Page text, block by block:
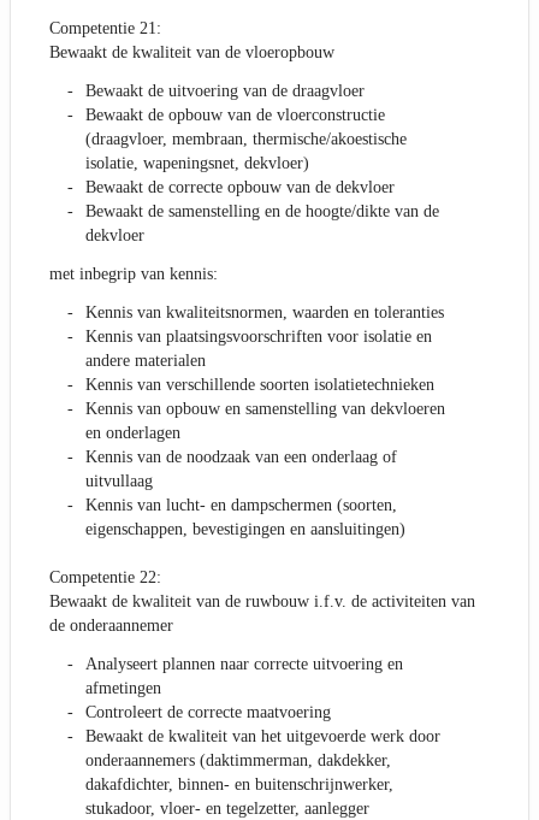
Competentie 21:
Bewaakt de kwaliteit van de vloeropbouw
Bewaakt de uitvoering van de draagvloer
Bewaakt de opbouw van de vloerconstructie
(draagvloer, membraan, thermische/akoestische
isolatie, wapeningsnet, dekvloer)
Bewaakt de correcte opbouw van de dekvloer
Bewaakt de samenstelling en de hoogte/dikte van de
dekvloer
met inbegrip van kennis:
Kennis van kwaliteitsnormen, waarden en toleranties
Kennis van plaatsingsvoorschriften voor isolatie en
andere materialen
Kennis van verschillende soorten isolatietechnieken
Kennis van opbouw en samenstelling van dekvloeren
en onderlagen
Kennis van de noodzaak van een onderlaag of
uitvullaag
Kennis van lucht- en dampschermen (soorten,
eigenschappen, bevestigingen en aansluitingen)
Competentie 22:
Bewaakt de kwaliteit van de ruwbouw i.f.v. de activiteiten van
de onderaannemer
Analyseert plannen naar correcte uitvoering en
afmetingen
Controleert de correcte maatvoering
Bewaakt de kwaliteit van het uitgevoerde werk door
onderaannemers (daktimmerman, dakdekker,
dakafdichter, binnen- en buitenschrijnwerker,
stukadoor, vloer- en tegelzetter, aanlegger